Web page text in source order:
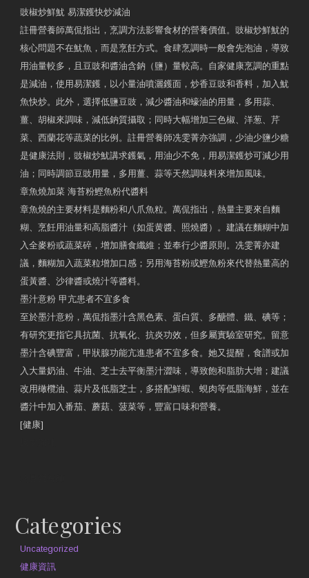
豉椒炒鮮魷 易潔鑊快炒減油
註冊營養師萬侃指出，烹調方法影響食材的營養價值。豉椒炒鮮魷的
核心問題不在魷魚，而是烹飪方式。食肆烹調時一般會先泡油，導致
用油量較多，且豆豉和醬油含鈉（鹽）量較高。自家健康烹調的重點
是減油，使用易潔鑊，以小量油噴灑鑊面，炒香豆豉和香料，加入魷
魚快炒。此外，選擇低鹽豆豉，減少醬油和蠔油的用量，多用蒜、
薑、胡椒來調味，減低鈉質攝取；同時大幅增加三色椒、洋葱、芹
菜、西蘭花等蔬菜的比例。註冊營養師冼雯菁亦強調，少油少鹽少糖
是健康法則，豉椒炒魷講求鑊氣，用油少不免，用易潔鑊炒可減少用
油；同時調節豆豉用量，多用薑、蒜等天然調味料來增加風味。
章魚燒加菜 海苔粉鰹魚粉代醬料
章魚燒的主要材料是麵粉和八爪魚粒。萬侃指出，熱量主要來自麵
糊、烹飪用油量和高脂醬汁（如蛋黄醬、照燒醬）。建議在麵糊中加
入全麥粉或蔬菜碎，增加膳食纖維；並奉行少醬原則。冼雯菁亦建
議，麵糊加入蔬菜粒增加口感；另用海苔粉或鰹魚粉來代替熱量高的
蛋黃醬、沙律醬或燒汁等醬料。
墨汁意粉 甲亢患者不宜多食
至於墨汁意粉，萬侃指墨汁含黑色素、蛋白質、多醣體、鐵、碘等；
有研究更指它具抗菌、抗氧化、抗炎功效，但多屬實驗室研究。留意
墨汁含碘豐富，甲狀腺功能亢進患者不宜多食。她又提醒，食譜或加
入大量奶油、牛油、芝士去平衡墨汁澀味，導致飽和脂肪大增；建議
改用橄欖油、蒜片及低脂芝士，多搭配鮮蝦、蜆肉等低脂海鮮，並在
醬汁中加入番茄、蘑菇、菠菜等，豐富口味和營養。
[健康]
Categories
Uncategorized
健康資訊